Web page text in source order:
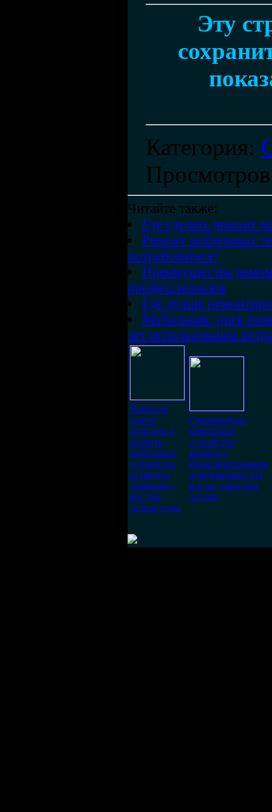
Эту
Категория:
Просмотров
Читайте также:
Где сделать ремонт
Ремонт мобильных
потребоваться?
Преимущества
профессионалов
Где лучше
Мобильник: риск
лет использования
Никто не
станет
отрицать и
спорить,
мобильные
устройства
от бренда
«Samsung»,
вот уже
долгие годы
Современные
мобильные
устройства
являются
функциональными
и надежными. Но
все же, рано или
поздно